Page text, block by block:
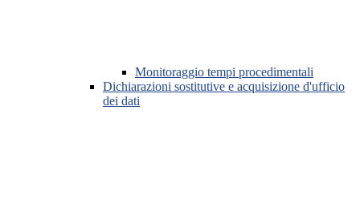
Monitoraggio tempi procedimentali
Dichiarazioni sostitutive e acquisizione d'ufficio
dei dati